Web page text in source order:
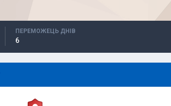
ПЕРЕМОЖЕЦЬ ДНІВ
6